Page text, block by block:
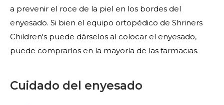
a prevenir el roce de la piel en los bordes del
enyesado. Si bien el equipo ortopédico de Shriners
Children's puede dárselos al colocar el enyesado,
puede comprarlos en la mayoría de las farmacias.
Cuidado del enyesado